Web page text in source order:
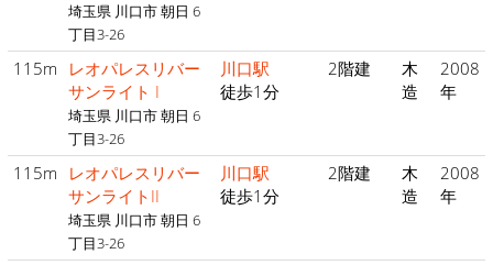
埼玉県 川口市 朝日 6
丁目3-26
115m
レオパレスリバー
サンライト I
埼玉県 川口市 朝日 6
丁目3-26
川口駅
徒歩1分
2階建
木
造
2008
年
115m
レオパレスリバー
サンライトII
埼玉県 川口市 朝日 6
丁目3-26
川口駅
徒歩1分
2階建
木
造
2008
年